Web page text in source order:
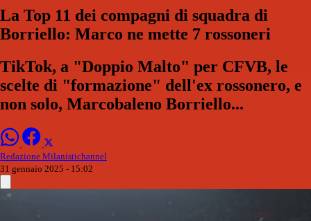
La Top 11 dei compagni di squadra di
Borriello: Marco ne mette 7 rossoneri
TikTok, a "Doppio Malto" per CFVB, le
scelte di "formazione" dell'ex rossonero, e
non solo, Marcobaleno Borriello...
Redazione Milanistichannel
31 gennaio 2025 - 15:02